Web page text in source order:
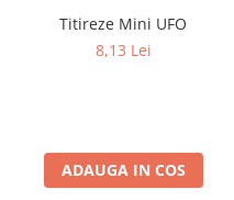
Titireze Mini UFO
8,13 Lei
ADAUGA IN COS